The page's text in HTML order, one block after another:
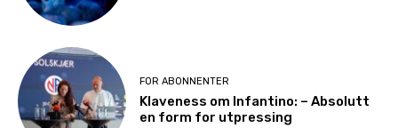
FOR ABONNENTER
Klaveness om Infantino: – Absolutt
en form for utpressing